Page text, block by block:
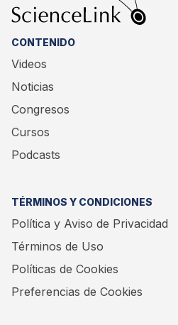
CONTENIDO
Videos
Noticias
Congresos
Cursos
Podcasts
TÉRMINOS Y CONDICIONES
Política y Aviso de Privacidad
Términos de Uso
Políticas de Cookies
Preferencias de Cookies